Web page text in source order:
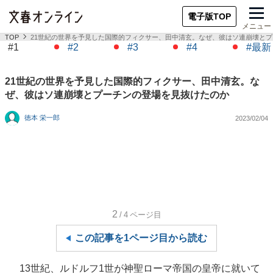
電子版TOP
メニュー
TOP 21世紀の世界を予見した国際的フィクサー、田中清玄。なぜ、彼はソ連崩壊と
#1 #2 #3 #4 #最新
21世紀の世界を予見した国際的フィクサー、田中清玄。な
ぜ、彼はソ連崩壊とプーチンの登場を見抜けたのか
徳本 栄一郎 2023/02/04
2 /4 ページ目
この記事を1ページ目から読む
13世紀、ルドルフ1世が神聖ローマ帝国の皇帝に就いて